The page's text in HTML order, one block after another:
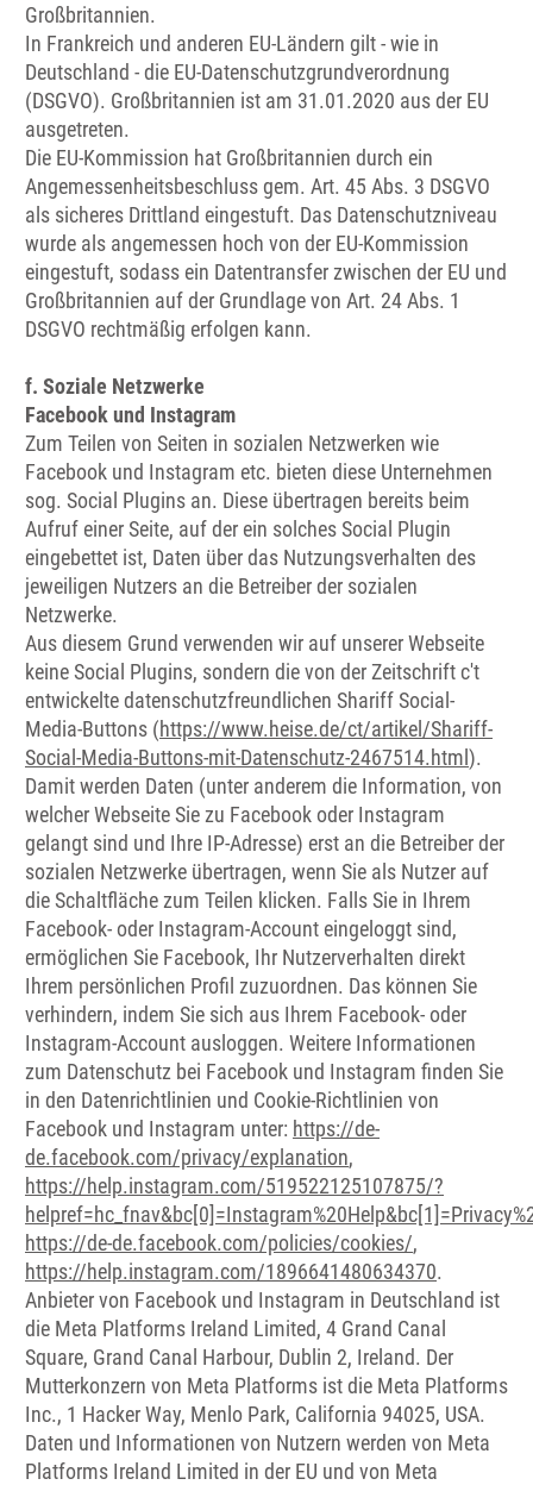
Großbritannien.
In Frankreich und anderen EU-Ländern gilt - wie in
Deutschland - die EU-Datenschutzgrundverordnung
(DSGVO). Großbritannien ist am 31.01.2020 aus der EU
ausgetreten.
Die EU-Kommission hat Großbritannien durch ein
Angemessenheitsbeschluss gem. Art. 45 Abs. 3 DSGVO
als sicheres Drittland eingestuft. Das Datenschutzniveau
wurde als angemessen hoch von der EU-Kommission
eingestuft, sodass ein Datentransfer zwischen der EU und
Großbritannien auf der Grundlage von Art. 24 Abs. 1
DSGVO rechtmäßig erfolgen kann.
f. Soziale Netzwerke
Facebook und Instagram
Zum Teilen von Seiten in sozialen Netzwerken wie
Facebook und Instagram etc. bieten diese Unternehmen
sog. Social Plugins an. Diese übertragen bereits beim
Aufruf einer Seite, auf der ein solches Social Plugin
eingebettet ist, Daten über das Nutzungsverhalten des
jeweiligen Nutzers an die Betreiber der sozialen
Netzwerke.
Aus diesem Grund verwenden wir auf unserer Webseite
keine Social Plugins, sondern die von der Zeitschrift c't
entwickelte datenschutzfreundlichen Shariff Social-
Media-Buttons (https://www.heise.de/ct/artikel/Shariff-
Social-Media-Buttons-mit-Datenschutz-2467514.html).
Damit werden Daten (unter anderem die Information, von
welcher Webseite Sie zu Facebook oder Instagram
gelangt sind und Ihre IP-Adresse) erst an die Betreiber der
sozialen Netzwerke übertragen, wenn Sie als Nutzer auf
die Schaltfläche zum Teilen klicken. Falls Sie in Ihrem
Facebook- oder Instagram-Account eingeloggt sind,
ermöglichen Sie Facebook, Ihr Nutzerverhalten direkt
Ihrem persönlichen Profil zuzuordnen. Das können Sie
verhindern, indem Sie sich aus Ihrem Facebook- oder
Instagram-Account ausloggen. Weitere Informationen
zum Datenschutz bei Facebook und Instagram finden Sie
in den Datenrichtlinien und Cookie-Richtlinien von
Facebook und Instagram unter: https://de-
de.facebook.com/privacy/explanation,
https://help.instagram.com/519522125107875/?
https://de-de.facebook.com/policies/cookies/,
https://help.instagram.com/1896641480634370.
Anbieter von Facebook und Instagram in Deutschland ist
die Meta Platforms Ireland Limited, 4 Grand Canal
Square, Grand Canal Harbour, Dublin 2, Ireland. Der
Mutterkonzern von Meta Platforms ist die Meta Platforms
Inc., 1 Hacker Way, Menlo Park, California 94025, USA.
Daten und Informationen von Nutzern werden von Meta
Platforms Ireland Limited in der EU und von Meta